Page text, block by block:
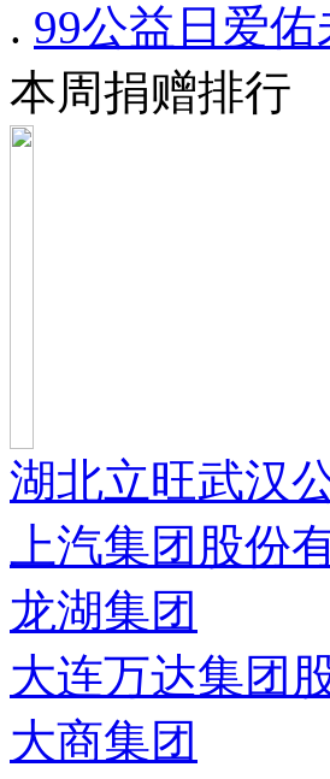
. 99公益日爱
本周捐赠排行
湖北立旺武汉
上汽集团股份
龙湖集团
大连万达集团
大商集团